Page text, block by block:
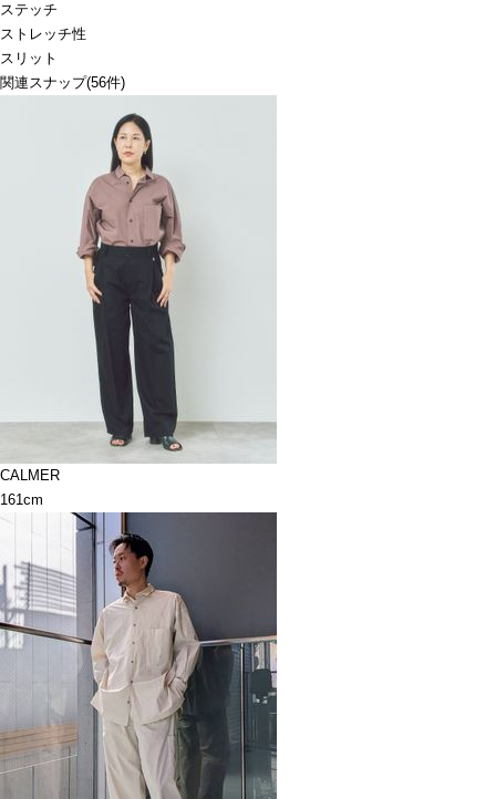
ステッチ
ストレッチ性
スリット
関連スナップ(56件)
CALMER
161cm